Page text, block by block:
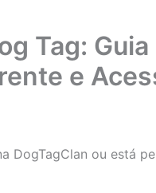
Tag:
e
DogTagClan ou está